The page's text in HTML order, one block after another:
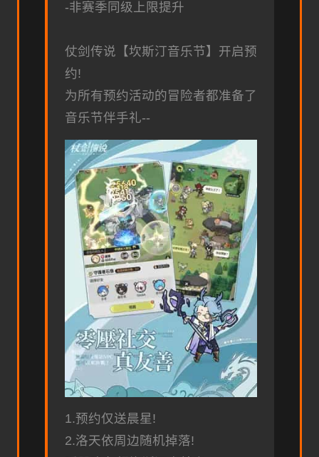
-非赛季同级上限提升
仗剑传说【坎斯汀音乐节】开启预
约!
为所有预约活动的冒险者都准备了
音乐节伴手礼--
1.预约仅送晨星!
2.洛天依周边随机掉落!